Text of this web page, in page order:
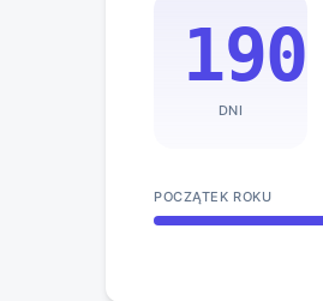
190
DNI
POCZĄTEK ROKU